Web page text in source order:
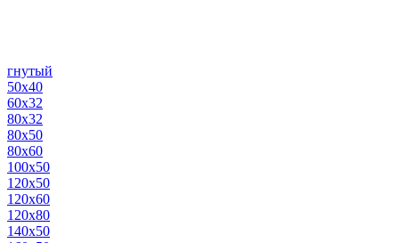
гнутый
50х40
60х32
80х32
80х50
80х60
100х50
120х50
120х60
120х80
140х50